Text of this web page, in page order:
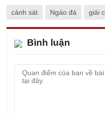
cảnh sát Ngáo đá giải
Bình luận